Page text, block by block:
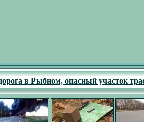
в Рыбном, опасный участок